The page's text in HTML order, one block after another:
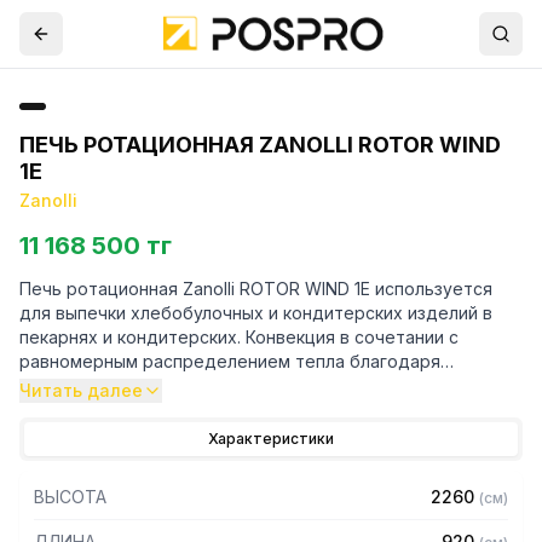
ПЕЧЬ РОТАЦИОННАЯ ZANOLLI ROTOR WIND
1E
Zanolli
11 168 500 тг
Печь ротационная Zanolli ROTOR WIND 1E используется
для выпечки хлебобулочных и кондитерских изделий в
пекарнях и кондитерских. Конвекция в сочетании с
равномерным распределением тепла благодаря
вращению продукта во время приготовления
Умное управление паром во время выпечки делает
крупных изделий из дрожжевого теста, а также
небольших пирожных и тортов.
Читать далее
Характеристики
ВЫСОТА 2260 (см)